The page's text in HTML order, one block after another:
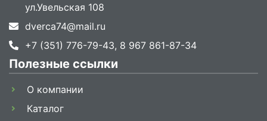
ул.Увельская 108
dverca74@mail.ru
+7 (351) 776-79-43, 8 967 861-87-34
Полезные ссылки
О компании
Каталог